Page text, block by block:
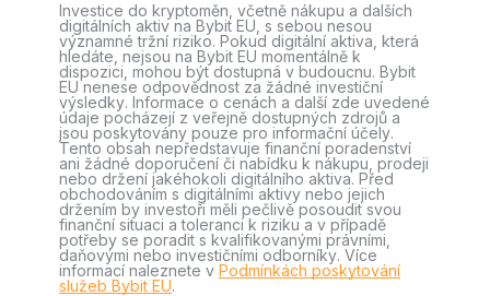
Investice do kryptoměn, včetně nákupu a dalších
digitálních aktiv na Bybit EU, s sebou nesou
významné tržní riziko. Pokud digitální aktiva, která
hledáte, nejsou na Bybit EU momentálně k
dispozici, mohou být dostupná v budoucnu. Bybit
EU nenese odpovědnost za žádné investiční
výsledky. Informace o cenách a další zde uvedené
údaje pocházejí z veřejně dostupných zdrojů a
jsou poskytovány pouze pro informační účely.
Tento obsah nepředstavuje finanční poradenství
ani žádné doporučení či nabídku k nákupu, prodeji
nebo držení jakéhokoli digitálního aktiva. Před
obchodováním s digitálními aktivy nebo jejich
držením by investoři měli pečlivě posoudit svou
finanční situaci a toleranci k riziku a v případě
potřeby se poradit s kvalifikovanými právními,
daňovými nebo investičními odborníky. Více
informací naleznete v Podmínkách poskytování
služeb Bybit EU.